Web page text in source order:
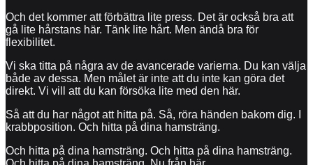
Och det kommer att förbättra lite press. Det är också bra att
gå lite hårstans här. Tänk lite hårt. Men ändå bra för
flexibilitet.
Vi ska titta på några av de avancerade varierna. Du kan välja
både av dessa. Men målet är inte att du inte kan göra det
direkt. Vi vill att du kan försöka lite med den här.
Så att du har något att hitta på. Så, röra händen bakom dig. I
krabbposition. Och hitta på dina hamsträng.
Och hitta på dina hamsträng. Och hitta på dina hamsträng.